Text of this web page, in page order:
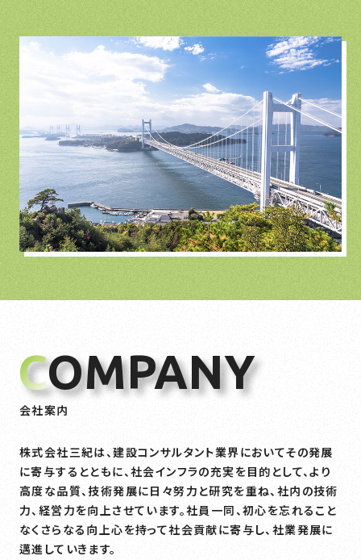
COMPANY
会社案内
株式会社三紀は、建設コンサルタント業界においてその発展
に寄与するとともに、社会インフラの充実を目的として、より
高度な品質、技術発展に日々努力と研究を重ね、社内の技術
力、経営力を向上させています。社員一同、初心を忘れること
なくさらなる向上心を持って社会貢献に寄与し、社業発展に
邁進していきます。